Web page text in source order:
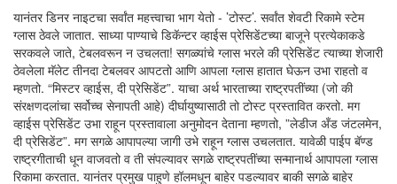
यानंतर डिनर नाइटचा सर्वांत महत्त्वाचा भाग येतो - ’टोस्ट’. सर्वांत शेवटी रिकामे स्टेम
ग्लास ठेवले जातात. साध्या पाण्याचे डिकॅन्टर व्हाईस प्रेसिडेंटच्या बाजूने प्रत्येकाकडे
सरकवले जाते, टेबलवरून न उचलता! सगळ्यांचे ग्लास भरले की प्रेसिडेंट त्याच्या शेजारी
ठेवलेला मॅलेट तीनदा टेबलवर आपटतो आणि आपला ग्लास हातात घेऊन उभा राहतो व
म्हणतो. “मिस्टर व्हाईस, दी प्रेसिडेंट”. याचा अर्थ भारताच्या राष्ट्रपतींच्या (जो की
संरक्षणदलांचा सर्वोच्च सेनापती आहे) दीर्घायुष्यासाठी तो टोस्ट प्रस्तावित करतो. मग
व्हाईस प्रेसिडेंट उभा राहून प्रस्तावाला अनुमोदन देताना म्हणतो, ”लेडीज अँड जंटलमेन,
दी प्रेसिडेंट”. मग सगळे आपापल्या जागी उभे राहून ग्लास उचलतात. यावेळी पाईप बॅण्ड
राष्ट्रगीताची धून वाजवतो व ती संपल्यावर सगळे राष्ट्रपतींच्या सन्मानार्थ आपापला ग्लास
रिकामा करतात. यानंतर प्रमुख पाहुणे हॉलमधून बाहेर पडल्यावर बाकी सगळे बाहेर